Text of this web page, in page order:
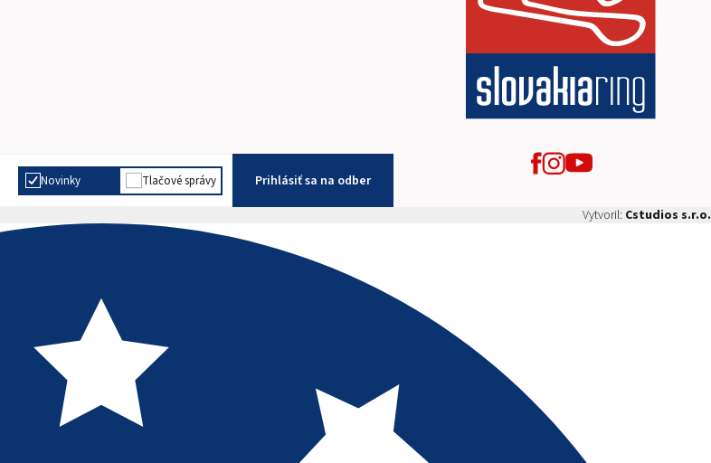
Novinky Tlačové správy
Prihlásiť sa na odber
Vytvoril: Cstudios s.r.o.